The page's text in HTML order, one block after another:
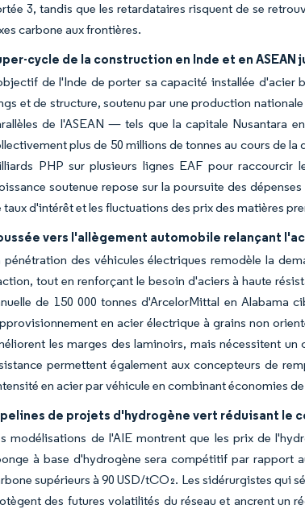
3, tandis que les retardataires risquent de se
carbone aux frontières.
cycle de la construction en Inde et en ASEAN
de l'Inde de porter sa capacité installée d'acier
et de structure, soutenu par une production
de l'ASEAN — tels que la capitale Nusantara
plus de 50 millions de tonnes au cours de
PHP sur plusieurs lignes EAF pour raccourcir
soutenue repose sur la poursuite des
taux d'intérêt et les fluctuations des prix des matières
vers l'allègement automobile relançant
pénétration des véhicules électriques remodèle la
tout en renforçant le besoin d'aciers à haute
de 150 000 tonnes d'ArcelorMittal en Alabama
en acier électrique à grains non
les marges des laminoirs, mais nécessitent
permettent également aux concepteurs de
en acier par véhicule en combinant économies
de projets d'hydrogène vert réduisant le
modélisations de l'AIE montrent que les prix de
à base d'hydrogène sera compétitif par rapport
supérieurs à 90 USD/tCO₂. Les sidérurgistes qui
des futures volatilités du réseau et ancrent un